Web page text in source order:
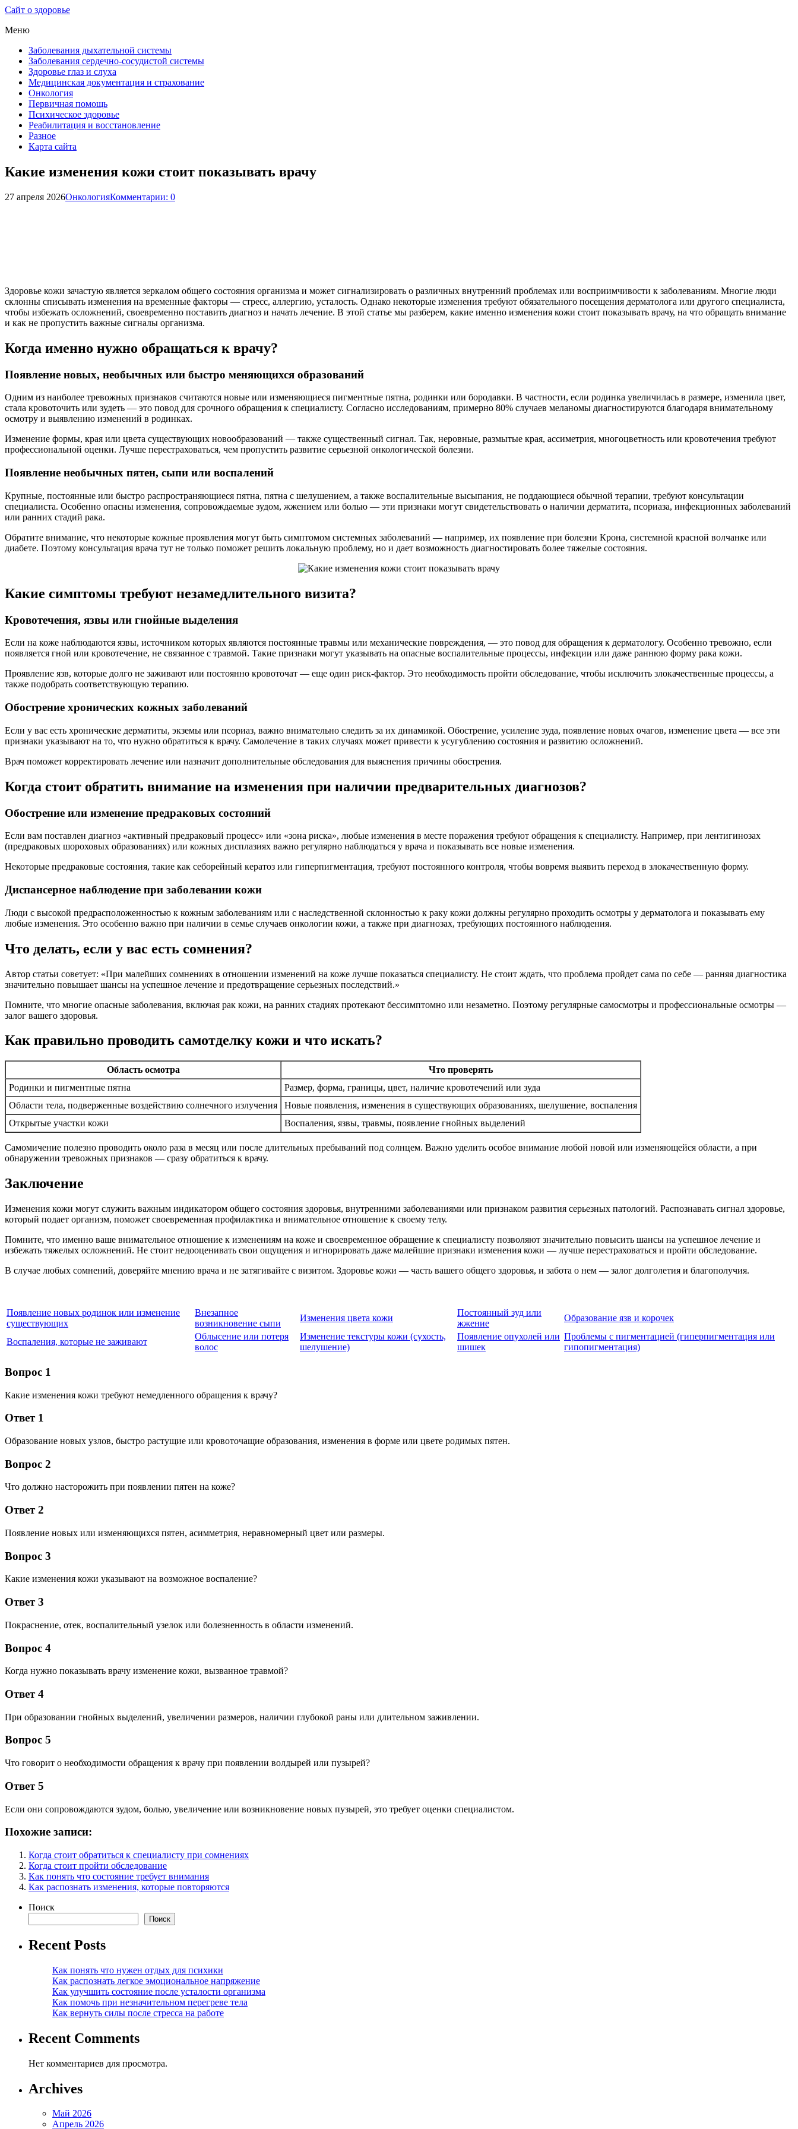
Сайт о здоровье
Меню
Заболевания дыхательной системы
Заболевания сердечно-сосудистой системы
Здоровье глаз и слуха
Медицинская документация и страхование
Онкология
Первичная помощь
Психическое здоровье
Реабилитация и восстановление
Разное
Карта сайта
Какие изменения кожи стоит показывать врачу
27 апреля 2026ОнкологияКомментарии: 0
Здоровье кожи зачастую является зеркалом общего состояния организма и может сигнализировать о различных внутренний проблемах или восприимчивости к заболеваниям. Многие люди
склонны списывать изменения на временные факторы — стресс, аллергию, усталость. Однако некоторые изменения требуют обязательного посещения дерматолога или другого специалиста,
чтобы избежать осложнений, своевременно поставить диагноз и начать лечение. В этой статье мы разберем, какие именно изменения кожи стоит показывать врачу, на что обращать внимание
и как не пропустить важные сигналы организма.
Когда именно нужно обращаться к врачу?
Появление новых, необычных или быстро меняющихся образований
Одним из наиболее тревожных признаков считаются новые или изменяющиеся пигментные пятна, родинки или бородавки. В частности, если родинка увеличилась в размере, изменила цвет,
стала кровоточить или зудеть — это повод для срочного обращения к специалисту. Согласно исследованиям, примерно 80% случаев меланомы диагностируются благодаря внимательному
осмотру и выявлению изменений в родинках.
Изменение формы, края или цвета существующих новообразований — также существенный сигнал. Так, неровные, размытые края, ассиметрия, многоцветность или кровотечения требуют
профессиональной оценки. Лучше перестраховаться, чем пропустить развитие серьезной онкологической болезни.
Появление необычных пятен, сыпи или воспалений
Крупные, постоянные или быстро распространяющиеся пятна, пятна с шелушением, а также воспалительные высыпания, не поддающиеся обычной терапии, требуют консультации
специалиста. Особенно опасны изменения, сопровождаемые зудом, жжением или болью — эти признаки могут свидетельствовать о наличии дерматита, псориаза, инфекционных заболеваний
или ранних стадий рака.
Обратите внимание, что некоторые кожные проявления могут быть симптомом системных заболеваний — например, их появление при болезни Крона, системной красной волчанке или
диабете. Поэтому консультация врача тут не только поможет решить локальную проблему, но и дает возможность диагностировать более тяжелые состояния.
Какие симптомы требуют незамедлительного визита?
Кровотечения, язвы или гнойные выделения
Если на коже наблюдаются язвы, источником которых являются постоянные травмы или механические повреждения, — это повод для обращения к дерматологу. Особенно тревожно, если
появляется гной или кровотечение, не связанное с травмой. Такие признаки могут указывать на опасные воспалительные процессы, инфекции или даже раннюю форму рака кожи.
Проявление язв, которые долго не заживают или постоянно кровоточат — еще один риск-фактор. Это необходимость пройти обследование, чтобы исключить злокачественные процессы, а
также подобрать соответствующую терапию.
Обострение хронических кожных заболеваний
Если у вас есть хронические дерматиты, экземы или псориаз, важно внимательно следить за их динамикой. Обострение, усиление зуда, появление новых очагов, изменение цвета — все эти
признаки указывают на то, что нужно обратиться к врачу. Самолечение в таких случаях может привести к усугублению состояния и развитию осложнений.
Врач поможет корректировать лечение или назначит дополнительные обследования для выяснения причины обострения.
Когда стоит обратить внимание на изменения при наличии предварительных диагнозов?
Обострение или изменение предраковых состояний
Если вам поставлен диагноз «активный предраковый процесс» или «зона риска», любые изменения в месте поражения требуют обращения к специалисту. Например, при лентигинозах
(предраковых шороховых образованиях) или кожных дисплазиях важно регулярно наблюдаться у врача и показывать все новые изменения.
Некоторые предраковые состояния, такие как себорейный кератоз или гиперпигментация, требуют постоянного контроля, чтобы вовремя выявить переход в злокачественную форму.
Диспансерное наблюдение при заболевании кожи
Люди с высокой предрасположенностью к кожным заболеваниям или с наследственной склонностью к раку кожи должны регулярно проходить осмотры у дерматолога и показывать ему
любые изменения. Это особенно важно при наличии в семье случаев онкологии кожи, а также при диагнозах, требующих постоянного наблюдения.
Что делать, если у вас есть сомнения?
Автор статьи советует: «При малейших сомнениях в отношении изменений на коже лучше показаться специалисту. Не стоит ждать, что проблема пройдет сама по себе — ранняя диагностика
значительно повышает шансы на успешное лечение и предотвращение серьезных последствий.»
Помните, что многие опасные заболевания, включая рак кожи, на ранних стадиях протекают бессимптомно или незаметно. Поэтому регулярные самосмотры и профессиональные осмотры —
залог вашего здоровья.
Как правильно проводить самотделку кожи и что искать?
Область осмотра
Что проверять
Родинки и пигментные пятна
Размер, форма, границы, цвет, наличие кровотечений или зуда
Области тела, подверженные воздействию солнечного излучения
Новые появления, изменения в существующих образованиях, шелушение, воспаления
Открытые участки кожи
Воспаления, язвы, травмы, появление гнойных выделений
Самомичение полезно проводить около раза в месяц или после длительных пребываний под солнцем. Важно уделить особое внимание любой новой или изменяющейся области, а при
обнаружении тревожных признаков — сразу обратиться к врачу.
Заключение
Изменения кожи могут служить важным индикатором общего состояния здоровья, внутренними заболеваниями или признаком развития серьезных патологий. Распознавать сигнал здоровье,
который подает организм, поможет своевременная профилактика и внимательное отношение к своему телу.
Помните, что именно ваше внимательное отношение к изменениям на коже и своевременное обращение к специалисту позволяют значительно повысить шансы на успешное лечение и
избежать тяжелых осложнений. Не стоит недооценивать свои ощущения и игнорировать даже малейшие признаки изменения кожи — лучше перестраховаться и пройти обследование.
В случае любых сомнений, доверяйте мнению врача и не затягивайте с визитом. Здоровье кожи — часть вашего общего здоровья, и забота о нем — залог долголетия и благополучия.
Появление новых родинок или изменение
существующих
Внезапное
возникновение сыпи
Изменения цвета кожи
Постоянный зуд или
жжение
Образование язв и корочек
Воспаления, которые не заживают
Облысение или потеря
волос
Изменение текстуры кожи (сухость,
шелушение)
Появление опухолей или
шишек
Проблемы с пигментацией (гиперпигментация или
гипопигментация)
Вопрос 1
Какие изменения кожи требуют немедленного обращения к врачу?
Ответ 1
Образование новых узлов, быстро растущие или кровоточащие образования, изменения в форме или цвете родимых пятен.
Вопрос 2
Что должно насторожить при появлении пятен на коже?
Ответ 2
Появление новых или изменяющихся пятен, асимметрия, неравномерный цвет или размеры.
Вопрос 3
Какие изменения кожи указывают на возможное воспаление?
Ответ 3
Покраснение, отек, воспалительный узелок или болезненность в области изменений.
Вопрос 4
Когда нужно показывать врачу изменение кожи, вызванное травмой?
Ответ 4
При образовании гнойных выделений, увеличении размеров, наличии глубокой раны или длительном заживлении.
Вопрос 5
Что говорит о необходимости обращения к врачу при появлении волдырей или пузырей?
Ответ 5
Если они сопровождаются зудом, болью, увеличение или возникновение новых пузырей, это требует оценки специалистом.
Похожие записи:
Когда стоит обратиться к специалисту при сомнениях
Когда стоит пройти обследование
Как понять что состояние требует внимания
Как распознать изменения, которые повторяются
Поиск
Поиск
Recent Posts
Как понять что нужен отдых для психики
Как распознать легкое эмоциональное напряжение
Как улучшить состояние после усталости организма
Как помочь при незначительном перегреве тела
Как вернуть силы после стресса на работе
Recent Comments
Нет комментариев для просмотра.
Archives
Май 2026
Апрель 2026